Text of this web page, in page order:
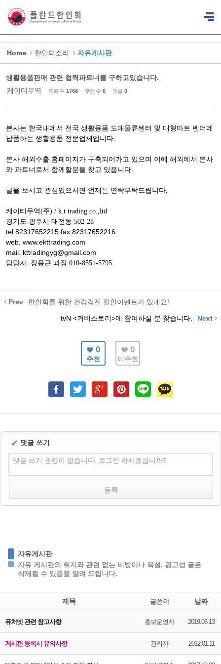
Home 한인의소리 자유게시판
생활용품판매 관련 협력파트너를 구하고있습니다.
케이티무역
조회 수 1768 추천 수 0 댓글 0
본사는 한국내에서 전국 생활용품 도매물류쎈터 및 대형마트 벤더에
납품하는 생활용품 전문업체입니다.
본사 해외수출 홈페이지가 구축되어가고 있으며 이에 해외에서 본사
와 파트너로서 함께할분을 찾고 있읍니다.
글을 보시고 관심있으시면 언제든 연락부탁드립니다.
케이티무역(주) / k.t trading co.,ltd
경기도 광주시 태전동 502-28
tel.82317652215 fax.82317652216
web. www.ekttrading.com
mail. kttradingyg@gmail.com
담당자: 장용근 과장 010-8551-5795
Prev 한인회를 위한 건강검진 할인이벤트가 있네요!
tvN <커버스토리>에 참여하실 분 찾습니다. Next
0
추천
0
비추천
✔ 댓글 쓰기
댓글 쓰기 권한이 없습니다. 로그인 하시겠습니까?
자유게시판
자유 게시판의 취지와 관련 없는 비방이나 욕설, 광고성 글은
삭제될 수 있음을 알려 드립니다.
제목 글쓴이 날짜
퓨처넷 관련 참고사항 홍보운영자 2019.06.13
게시판 등록시 유의사항 관리자 2012.01.11